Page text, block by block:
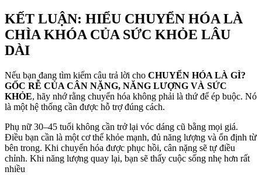
KẾT LUẬN: HIỂU CHUYỂN HÓA LÀ
CHÌA KHÓA CỦA SỨC KHỎE LÂU
DÀI
Nếu bạn đang tìm kiếm câu trả lời cho CHUYỂN HÓA LÀ GÌ?
GỐC RỄ CỦA CÂN NẶNG, NĂNG LƯỢNG VÀ SỨC
KHỎE, hãy nhớ rằng chuyển hóa không phải là thứ để ép buộc. Nó
là một hệ thống cần được hỗ trợ đúng cách.
Phụ nữ 30–45 tuổi không cần trở lại vóc dáng cũ bằng mọi giá.
Điều bạn cần là một cơ thể khỏe mạnh, đủ năng lượng và ổn định từ
bên trong. Khi chuyển hóa được phục hồi, cân nặng sẽ tự điều
chỉnh. Khi năng lượng quay lại, bạn sẽ thấy cuộc sống nhẹ hơn rất
nhiều